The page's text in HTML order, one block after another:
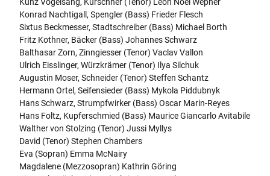
Konrad Nachtigall, Spengler (Bass) Frieder Flesch
Sixtus Beckmesser, Stadtschreiber (Bass) Michael Borth
Fritz Kothner, Bäcker (Bass) Johannes Schwarz
Balthasar Zorn, Zinngiesser (Tenor) Vaclav Vallon
Ulrich Eisslinger, Würzkrämer (Tenor) Ilya Silchuk
Augustin Moser, Schneider (Tenor) Steffen Schantz
Hermann Ortel, Seifensieder (Bass) Mykola Piddubnyk
Hans Schwarz, Strumpfwirker (Bass) Oscar Marin-Reyes
Hans Foltz, Kupferschmied (Bass) Maurice Giancarlo Avitabile
Walther von Stolzing (Tenor) Jussi Myllys
David (Tenor) Stephen Chambers
Eva (Sopran) Emma McNairy
Magdalene (Mezzosopran) Kathrin Göring